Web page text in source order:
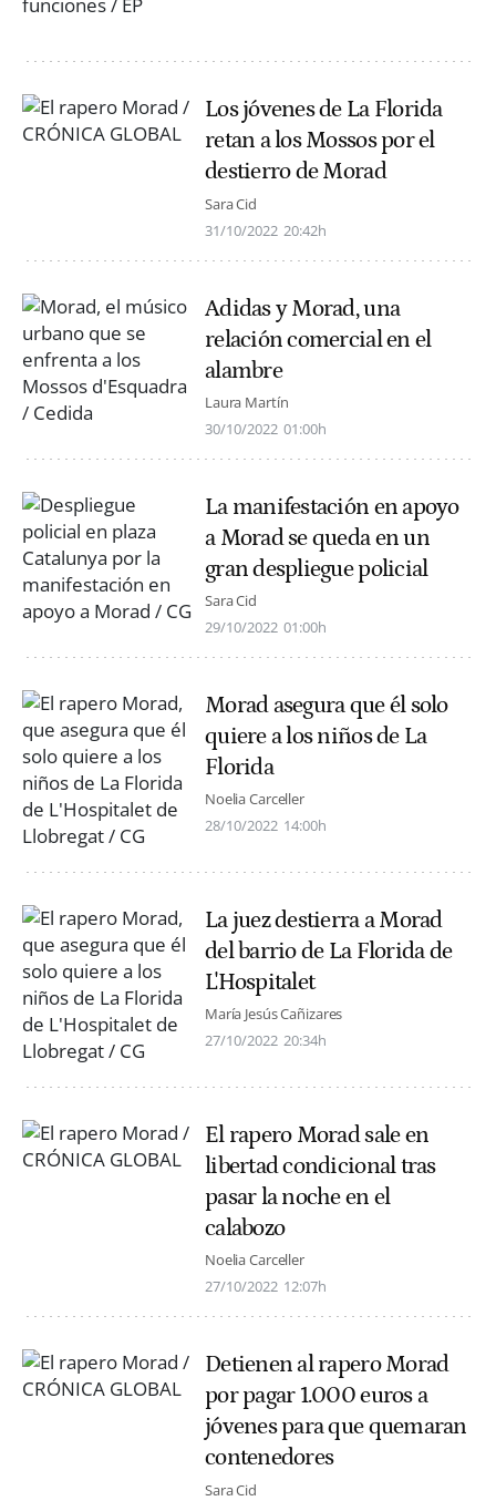
Los jóvenes de La Florida
retan a los Mossos por el
destierro de Morad
Sara Cid
31/10/2022 20:42h
Adidas y Morad, una
relación comercial en el
alambre
Laura Martín
30/10/2022 01:00h
La manifestación en apoyo
a Morad se queda en un
gran despliegue policial
Sara Cid
29/10/2022 01:00h
Morad asegura que él solo
quiere a los niños de La
Florida
Noelia Carceller
28/10/2022 14:00h
La juez destierra a Morad
del barrio de La Florida de
L'Hospitalet
María Jesús Cañizares
27/10/2022 20:34h
El rapero Morad sale en
libertad condicional tras
pasar la noche en el
calabozo
Noelia Carceller
27/10/2022 12:07h
Detienen al rapero Morad
por pagar 1.000 euros a
jóvenes para que quemaran
contenedores
Sara Cid